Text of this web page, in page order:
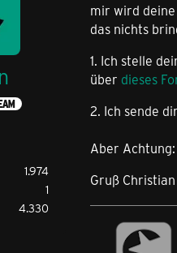
1.974
1
4.330
mir wird
das nichts
1. Ich stelle
über dieses
2. Ich sende
Aber
Gruß Christian